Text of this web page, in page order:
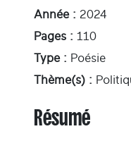
Année : 2024
Pages : 110
Type : Poésie
Thème(s) :
Résumé